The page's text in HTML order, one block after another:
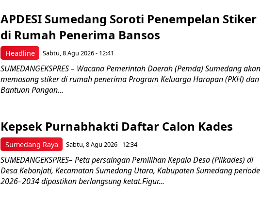
Headline
APDESI Sumedang Soroti Penempelan Stiker
di Rumah Penerima Bansos
Sabtu, 8 Agu 2026 - 12:41
SUMEDANGEKSPRES – Wacana Pemerintah Daerah (Pemda) Sumedang akan
memasang stiker di rumah penerima Program Keluarga Harapan (PKH) dan
Bantuan Pangan...
Sumedang Raya
Kepsek Purnabhakti Daftar Calon Kades
Sabtu, 8 Agu 2026 - 12:34
SUMEDANGEKSPRES– Peta persaingan Pemilihan Kepala Desa (Pilkades) di
Desa Kebonjati, Kecamatan Sumedang Utara, Kabupaten Sumedang periode
2026–2034 dipastikan berlangsung ketat.Figur...